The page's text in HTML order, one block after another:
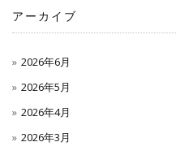
アーカイブ
2026年6月
2026年5月
2026年4月
2026年3月